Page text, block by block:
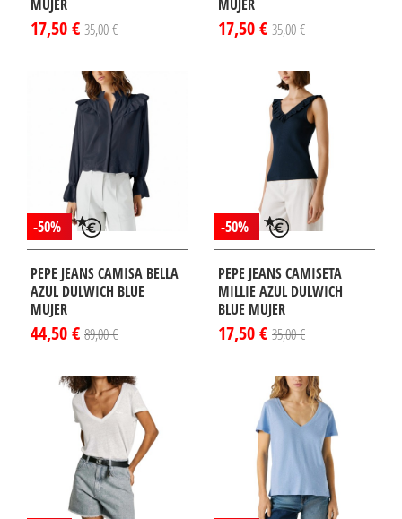
MUJER
17,50 € 35,00 €
MUJER
17,50 € 35,00 €
-50%
PEPE JEANS CAMISA BELLA
AZUL DULWICH BLUE
MUJER
44,50 € 89,00 €
-50%
PEPE JEANS CAMISETA
MILLIE AZUL DULWICH
BLUE MUJER
17,50 € 35,00 €